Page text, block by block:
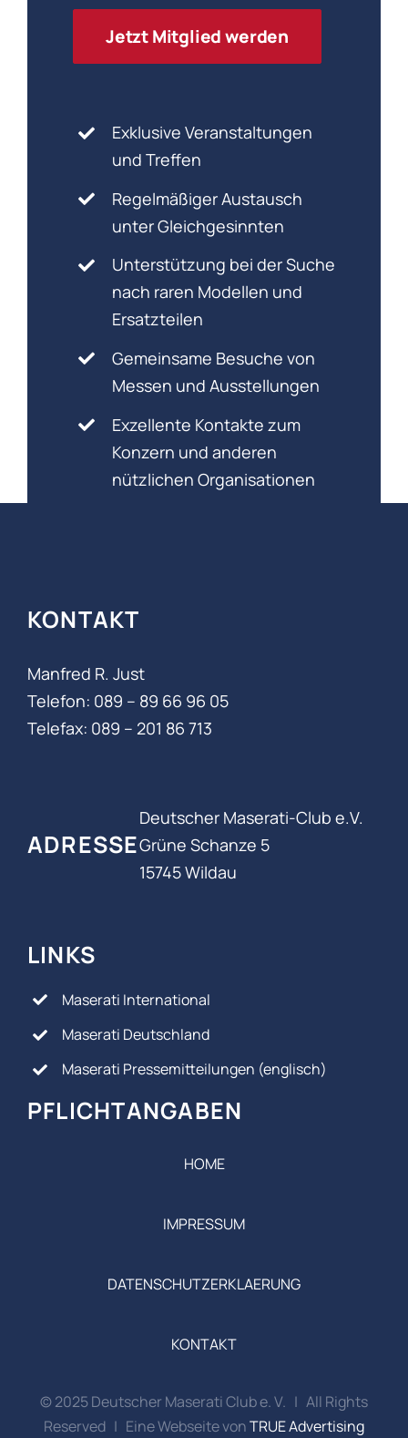
Jetzt Mitglied werden
Exklusive Veranstaltungen
und Treffen
Regelmäßiger Austausch
unter Gleichgesinnten
Unterstützung bei der Suche
nach raren Modellen und
Ersatzteilen
Gemeinsame Besuche von
Messen und Ausstellungen
Exzellente Kontakte zum
Konzern und anderen
nützlichen Organisationen
ADRESSE
Deutscher Maserati-Club e.V.
Grüne Schanze 5
15745 Wildau
KONTAKT
Manfred R. Just
Telefon: 089 – 89 66 96 05‬
Telefax: 089 – 201 86 713
LINKS
Maserati International
Maserati Deutschland
Maserati Pressemitteilungen (englisch)
PFLICHTANGABEN
HOME
IMPRESSUM
DATENSCHUTZERKLAERUNG
KONTAKT
© 2025 Deutscher Maserati Club e. V. | All Rights
Reserved | Eine Webseite vonTRUE Advertising